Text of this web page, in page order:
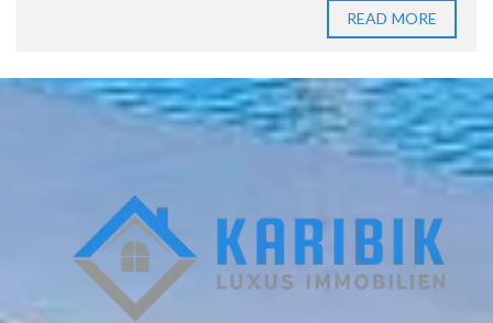
READ MORE